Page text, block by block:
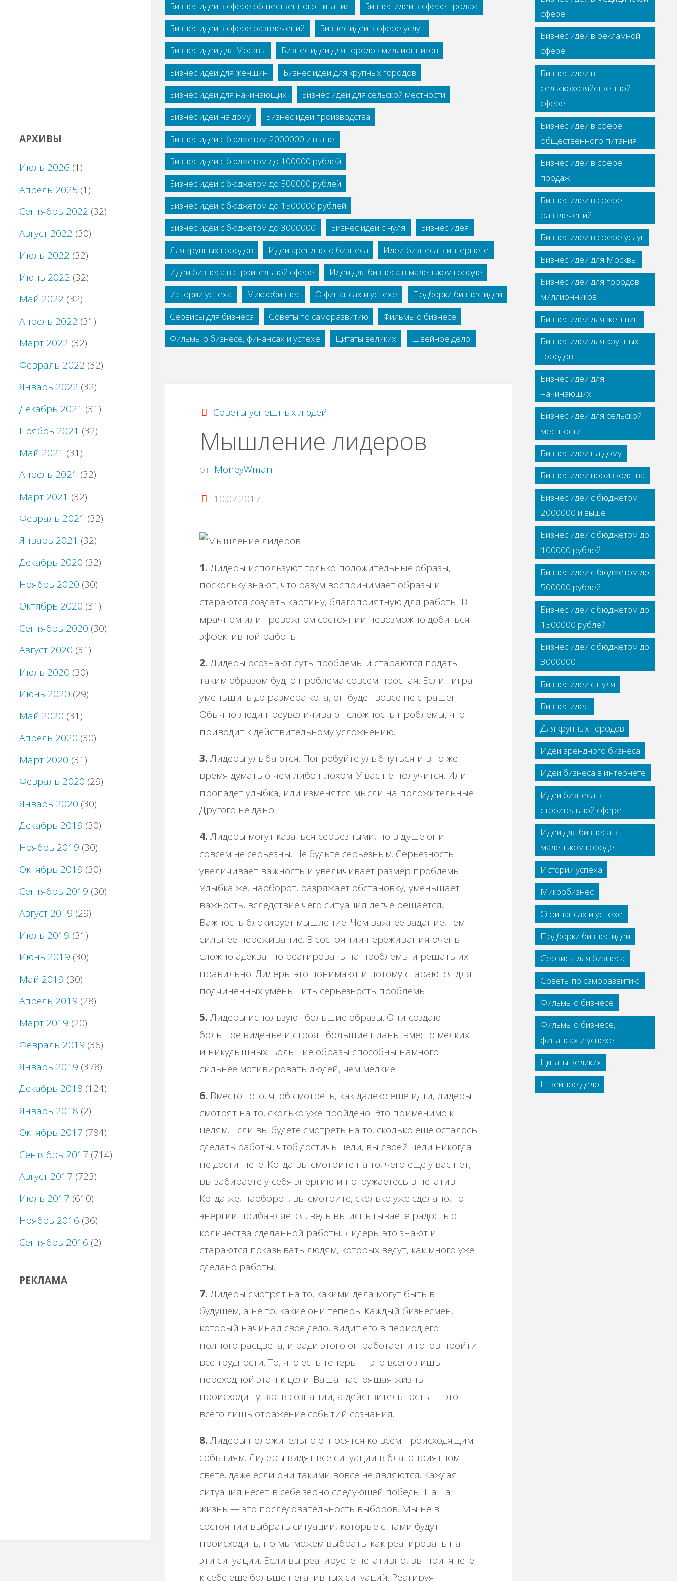
Бизнес идеи в сфере общественного питания
Бизнес идеи в сфере продаж
Бизнес идеи в сфере развлечений
Бизнес идеи в сфере услуг
Бизнес идеи для Москвы
Бизнес идеи для городов миллионников
Бизнес идеи для женщин
Бизнес идеи для крупных городов
Бизнес идеи для начинающих
Бизнес идеи для сельской местности
Бизнес идеи на дому
Бизнес идеи производства
Бизнес идеи с бюджетом 2000000 и выше
Бизнес идеи с бюджетом до 100000 рублей
Бизнес идеи с бюджетом до 500000 рублей
Бизнес идеи с бюджетом до 1500000 рублей
Бизнес идеи с бюджетом до 3000000
Бизнес идеи с нуля
Бизнес идея
Для крупных городов
Идеи арендного бизнеса
Идеи бизнеса в интернете
Идеи бизнеса в строительной сфере
Идеи для бизнеса в маленьком городе
Истории успеха
Микробизнес О финансах и успехе
Подборки бизнес идей
Сервисы для бизнеса
Советы по саморазвитию
Фильмы о бизнесе
Фильмы о бизнесе, финансах и успехе
Цитаты великих Швейное дело
Советы успешных людей
Мышление лидеров
от MoneyWman
10.07.2017
1. Лидеры используют только положительные образы,
поскольку знают, что разум воспринимает образы и
стараются создать картину, благоприятную для работы. В
мрачном или тревожном состоянии невозможно добиться
эффективной работы.
2. Лидеры осознают суть проблемы и стараются подать
таким образом будто проблема совсем простая. Если тигра
уменьшить до размера кота, он будет вовсе не страшен.
Обычно люди преувеличивают сложность проблемы, что
приводит к действительному усложнению.
3. Лидеры улыбаются. Попробуйте улыбнуться и в то же
время думать о чем-либо плохом. У вас не получится. Или
пропадет улыбка, или изменятся мысли на положительные.
Другого не дано.
4. Лидеры могут казаться серьезными, но в душе они
совсем не серьезны. Не будьте серьезным. Серьезность
увеличивает важность и увеличивает размер проблемы.
Улыбка же, наоборот, разряжает обстановку, уменьшает
важность, вследствие чего ситуация легче решается.
Важность блокирует мышление. Чем важнее задание, тем
сильнее переживание. В состоянии переживания очень
сложно адекватно реагировать на проблемы и решать их
правильно. Лидеры это понимают и потому стараются для
подчиненных уменьшить серьезность проблемы.
5. Лидеры используют большие образы. Они создают
большое виденье и строят большие планы вместо мелких
и никудышных. Большие образы способны намного
сильнее мотивировать людей, чем мелкие.
6. Вместо того, чтоб смотреть, как далеко еще идти, лидеры
смотрят на то, сколько уже пройдено. Это применимо к
целям. Если вы будете смотреть на то, сколько еще осталось
сделать работы, чтоб достичь цели, вы своей цели никогда
не достигнете. Когда вы смотрите на то, чего еще у вас нет,
вы забираете у себя энергию и погружаетесь в негатив.
Когда же, наоборот, вы смотрите, сколько уже сделано, то
энергии прибавляется, ведь вы испытываете радость от
количества сделанной работы. Лидеры это знают и
стараются показывать людям, которых ведут, как много уже
сделано работы.
7. Лидеры смотрят на то, какими дела могут быть в
будущем, а не то, какие они теперь. Каждый бизнесмен,
который начинал свое дело, видит его в период его
полного расцвета, и ради этого он работает и готов пройти
все трудности. То, что есть теперь — это всего лишь
переходной этап к цели. Ваша настоящая жизнь
происходит у вас в сознании, а действительность — это
всего лишь отражение событий сознания.
8. Лидеры положительно относятся ко всем происходящим
событиям. Лидеры видят все ситуации в благоприятном
свете, даже если они такими вовсе не являются. Каждая
ситуация несет в себе зерно следующей победы. Наша
жизнь — это последовательность выборов. Мы не в
состоянии выбрать ситуации, которые с нами будут
происходить, но мы можем выбрать. как реагировать на
эти ситуации. Если вы реагируете негативно, вы притянете
к себе еще больше негативных ситуаций. Реагируя
АРХИВЫ
Июль 2026 (1)
Апрель 2025 (1)
Сентябрь 2022 (32)
Август 2022 (30)
Июль 2022 (32)
Июнь 2022 (32)
Май 2022 (32)
Апрель 2022 (31)
Март 2022 (32)
Февраль 2022 (32)
Январь 2022 (32)
Декабрь 2021 (31)
Ноябрь 2021 (32)
Май 2021 (31)
Апрель 2021 (32)
Март 2021 (32)
Февраль 2021 (32)
Январь 2021 (32)
Декабрь 2020 (32)
Ноябрь 2020 (30)
Октябрь 2020 (31)
Сентябрь 2020 (30)
Август 2020 (31)
Июль 2020 (30)
Июнь 2020 (29)
Май 2020 (31)
Апрель 2020 (30)
Март 2020 (31)
Февраль 2020 (29)
Январь 2020 (30)
Декабрь 2019 (30)
Ноябрь 2019 (30)
Октябрь 2019 (30)
Сентябрь 2019 (30)
Август 2019 (29)
Июль 2019 (31)
Июнь 2019 (30)
Май 2019 (30)
Апрель 2019 (28)
Март 2019 (20)
Февраль 2019 (36)
Январь 2019 (378)
Декабрь 2018 (124)
Январь 2018 (2)
Октябрь 2017 (784)
Сентябрь 2017 (714)
Август 2017 (723)
Июль 2017 (610)
Ноябрь 2016 (36)
Сентябрь 2016 (2)
РЕКЛАМА
сфере
Бизнес идеи в рекламной
сфере
Бизнес идеи в
сельскохозяйственной
сфере
Бизнес идеи в сфере
общественного питания
Бизнес идеи в сфере
продаж
Бизнес идеи в сфере
развлечений
Бизнес идеи в сфере услуг
Бизнес идеи для Москвы
Бизнес идеи для городов
миллионников
Бизнес идеи для женщин
Бизнес идеи для крупных
городов
Бизнес идеи для
начинающих
Бизнес идеи для сельской
местности
Бизнес идеи на дому
Бизнес идеи производства
Бизнес идеи с бюджетом
2000000 и выше
Бизнес идеи с бюджетом до
100000 рублей
Бизнес идеи с бюджетом до
500000 рублей
Бизнес идеи с бюджетом до
1500000 рублей
Бизнес идеи с бюджетом до
3000000
Бизнес идеи с нуля
Бизнес идея
Для крупных городов
Идеи арендного бизнеса
Идеи бизнеса в интернете
Идеи бизнеса в
строительной сфере
Идеи для бизнеса в
маленьком городе
Истории успеха
Микробизнес
О финансах и успехе
Подборки бизнес идей
Сервисы для бизнеса
Советы по саморазвитию
Фильмы о бизнесе
Фильмы о бизнесе,
финансах и успехе
Цитаты великих
Швейное дело